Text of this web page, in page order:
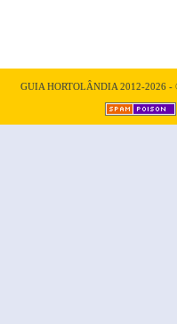
GUIA HORTOLÂNDIA 2012-2026 -